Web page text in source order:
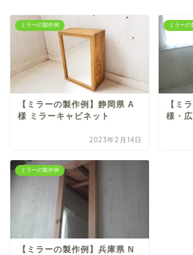
ミラーの製作例
【ミラーの製作例】静岡県 A
様 ミラーキャビネット
2023年2月14日
ミラーの
【ミ
様・
ミラーの製作例
【ミラーの製作例】兵庫県 N